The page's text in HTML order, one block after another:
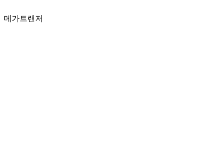
메가트랜저